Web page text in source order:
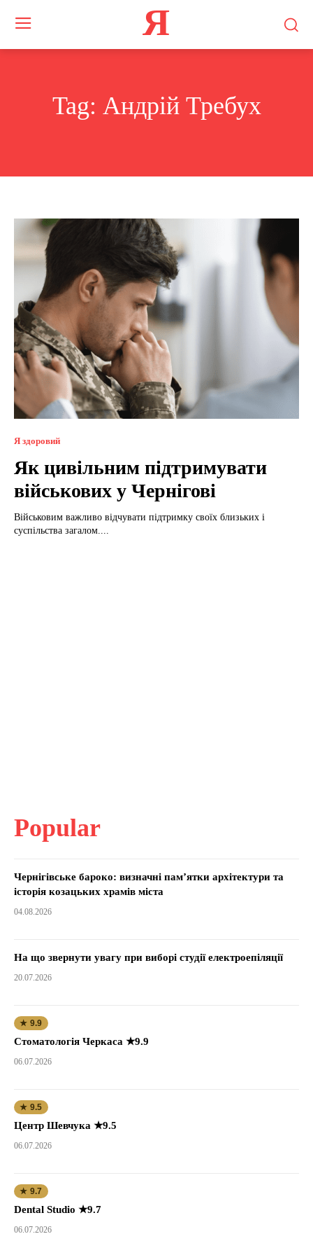
Я
Tag: Андрій Требух
Я здоровий
Як цивільним підтримувати
військових у Чернігові
Військовим важливо відчувати підтримку своїх близьких і
суспільства загалом....
Popular
Чернігівське бароко: визначні пам’ятки архітектури та
історія козацьких храмів міста
04.08.2026
На що звернути увагу при виборі студії електроепіляції
20.07.2026
★ 9.9
Стоматологія Черкаса ★9.9
06.07.2026
★ 9.5
Центр Шевчука ★9.5
06.07.2026
★ 9.7
Dental Studio ★9.7
06.07.2026